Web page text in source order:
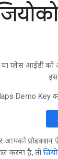
या प्लेस आईडी को
Demo Key
आपको प्रोडक्शन
करना है, तो